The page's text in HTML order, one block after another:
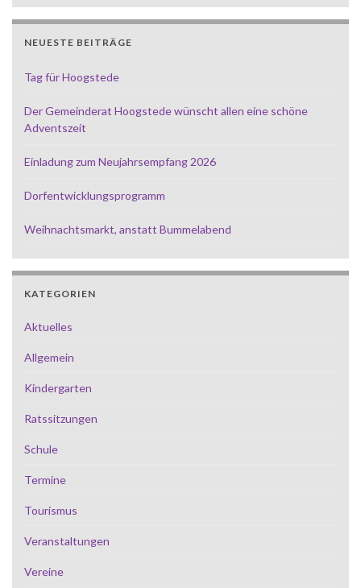
NEUESTE BEITRÄGE
Tag für Hoogstede
Der Gemeinderat Hoogstede wünscht allen eine schöne
Adventszeit
Einladung zum Neujahrsempfang 2026
Dorfentwicklungsprogramm
Weihnachtsmarkt, anstatt Bummelabend
KATEGORIEN
Aktuelles
Allgemein
Kindergarten
Ratssitzungen
Schule
Termine
Tourismus
Veranstaltungen
Vereine